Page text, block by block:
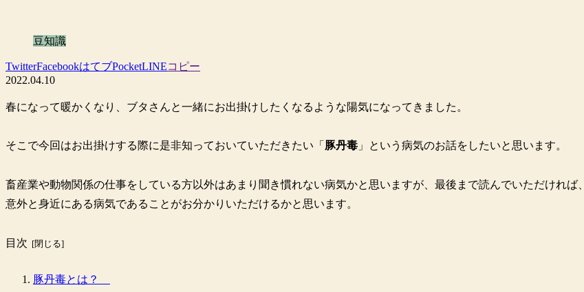
豆知識
TwitterFacebookはてブPocketLINEコピー
2022.04.10
春になって暖かくなり、ブタさんと一緒にお出掛けしたくなるような陽気になってきました。
そこで今回はお出掛けする際に是非知っておいていただきたい「 豚丹毒 」という病気のお話をしたいと思います。
畜産業や動物関係の仕事をしている方以外はあまり聞き慣れない病気かと思いますが、最後まで読んでいただければ、
意外と身近にある病気であることがお分かりいただけるかと思います。
目次
豚丹毒とは？